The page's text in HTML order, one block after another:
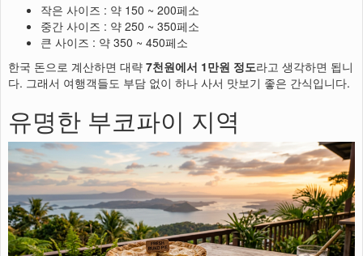
작은 사이즈 : 약 150 ~ 200페소
중간 사이즈 : 약 250 ~ 350페소
큰 사이즈 : 약 350 ~ 450페소
한국 돈으로 계산하면 대략 7천원에서 1만원 정도라고 생각하면 됩니
다. 그래서 여행객들도 부담 없이 하나 사서 맛보기 좋은 간식입니다.
유명한 부코파이 지역